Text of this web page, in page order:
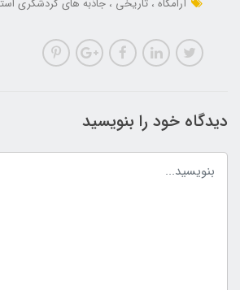
دیدگاه خود را بنویسید